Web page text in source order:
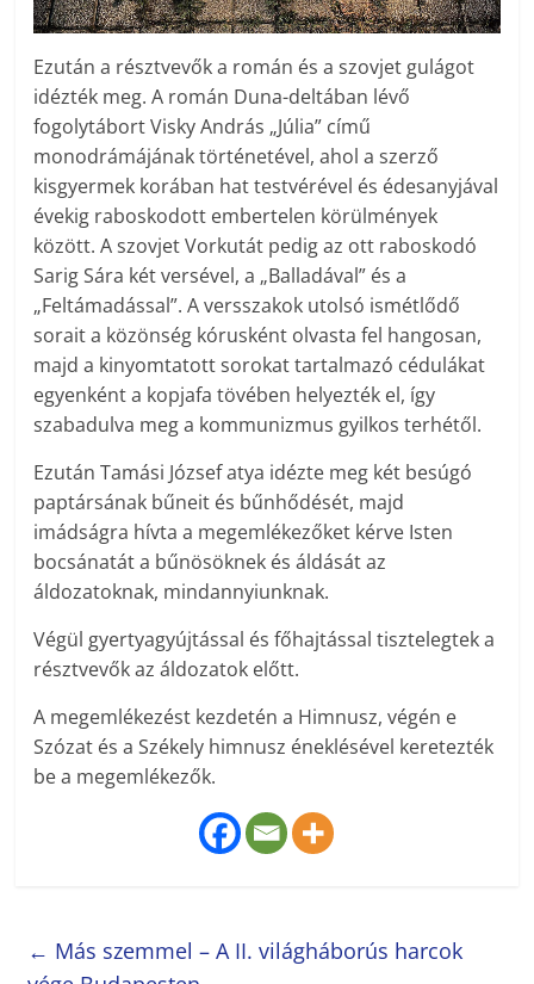
Ezután a résztvevők a román és a szovjet gulágot
idézték meg. A román Duna-deltában lévő
fogolytábort Visky András „Júlia” című
monodrámájának történetével, ahol a szerző
kisgyermek korában hat testvérével és édesanyjával
évekig raboskodott embertelen körülmények
között. A szovjet Vorkutát pedig az ott raboskodó
Sarig Sára két versével, a „Balladával” és a
„Feltámadással”. A versszakok utolsó ismétlődő
sorait a közönség kórusként olvasta fel hangosan,
majd a kinyomtatott sorokat tartalmazó cédulákat
egyenként a kopjafa tövében helyezték el, így
szabadulva meg a kommunizmus gyilkos terhétől.
Ezután Tamási József atya idézte meg két besúgó
paptársának bűneit és bűnhődését, majd
imádságra hívta a megemlékezőket kérve Isten
bocsánatát a bűnösöknek és áldását az
áldozatoknak, mindannyiunknak.
Végül gyertyagyújtással és főhajtással tisztelegtek a
résztvevők az áldozatok előtt.
A megemlékezést kezdetén a Himnusz, végén e
Szózat és a Székely himnusz éneklésével keretezték
be a megemlékezők.
← Más szemmel – A II. világháborús harcok